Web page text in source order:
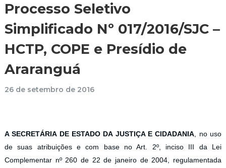
Processo Seletivo
Simplificado Nº 017/2016/SJC –
HCTP, COPE e Presídio de
Araranguá
26 de setembro de 2016
A SECRETÁRIA DE ESTADO DA JUSTIÇA E CIDADANIA , no uso
de suas atribuições e com base no Art. 2º, inciso III da Lei
Complementar nº 260 de 22 de janeiro de 2004, regulamentada